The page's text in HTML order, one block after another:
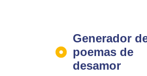
Generador
poemas de
desamor